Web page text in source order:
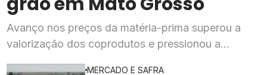
Avanço nos preços da matéria-prima superou a
valorização dos coprodutos e pressionou a
MERCADO E SAFRA